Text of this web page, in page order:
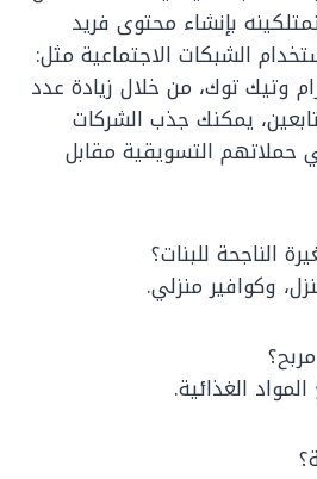
بإنشاء محتوى فريد
الشبكات الاجتماعية مثل:
وتيك توك، من خلال زيادة عدد
يمكنك جذب الشركات
التسويقية مقابل
الناجحة للبنات؟
وكوافير منزلي.
الغذائية.